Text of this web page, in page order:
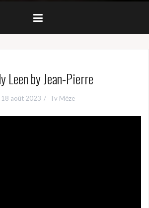
Leen by Jean-Pierre
18 août 2023 Tv Mèze